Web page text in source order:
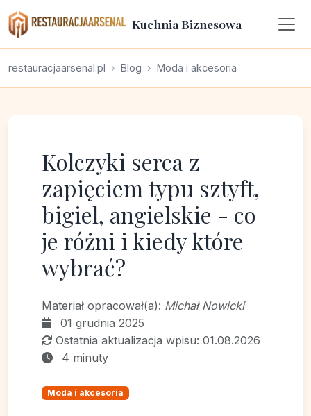
Kuchnia Biznesowa
restauracjaarsenal.pl Blog Moda i akcesoria
Kolczyki serca z
zapięciem typu sztyft,
bigiel, angielskie - co
je różni i kiedy które
wybrać?
Materiał opracował(a): Michał Nowicki
01 grudnia 2025
Ostatnia aktualizacja wpisu: 01.08.2026
4 minuty
Moda i akcesoria